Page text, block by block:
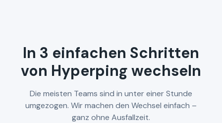
In 3 einfachen Schritten
von Hyperping wechseln
Die meisten Teams sind in unter einer Stunde
umgezogen. Wir machen den Wechsel einfach –
ganz ohne Ausfallzeit.